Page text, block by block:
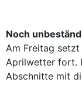
Noch
Am Freitag
Aprilwetter fort.
Abschnitte mit